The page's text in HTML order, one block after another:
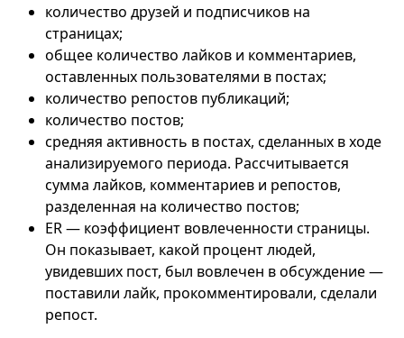
количество друзей и подписчиков на
страницах;
общее количество лайков и комментариев,
оставленных пользователями в постах;
количество репостов публикаций;
количество постов;
средняя активность в постах, сделанных в ходе
анализируемого периода. Рассчитывается
сумма лайков, комментариев и репостов,
разделенная на количество постов;
ER — коэффициент вовлеченности страницы.
Он показывает, какой процент людей,
увидевших пост, был вовлечен в обсуждение —
поставили лайк, прокомментировали, сделали
репост.